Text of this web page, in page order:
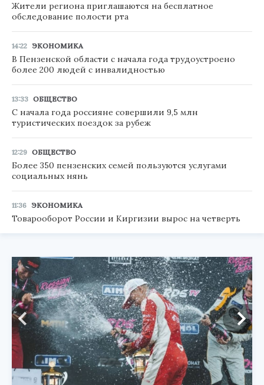
Жители региона приглашаются на бесплатное
обследование полости рта
14:22 ЭКОНОМИКА
В Пензенской области с начала года трудоустроено
более 200 людей с инвалидностью
13:33 ОБЩЕСТВО
С начала года россияне совершили 9,5 млн
туристических поездок за рубеж
12:29 ОБЩЕСТВО
Более 350 пензенских семей пользуются услугами
социальных нянь
11:36 ЭКОНОМИКА
Товарооборот России и Киргизии вырос на четверть